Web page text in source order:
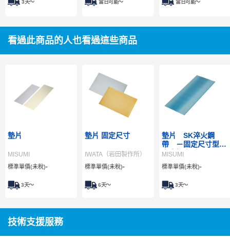
3天～ 當日可能〜 當日可能〜
看過此商品的人也看過這些商品
墊片
MISUMI
標準單價(未稅)-
3天～
墊片 固定尺寸
IWATA（岩田製作所）
標準單價(未稅)-
6天～
墊片 SK淬火鋼
帶 －固定尺寸型･
自由指定型－
MISUMI
標準單價(未稅)-
3天～
技術支援服務